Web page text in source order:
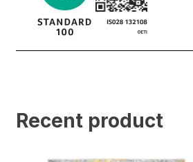
Recent product
Notwendige Cookies sind
Beispiel das Bereitstellen
speichern keine
Website aussieht oder